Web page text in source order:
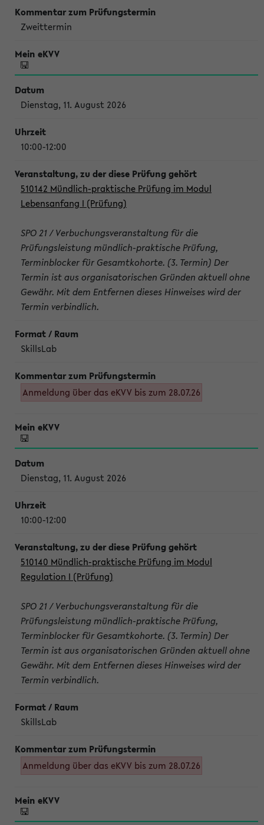
Zweittermin
Dienstag, 11. August 2026
10:00-12:00
510142 Mündlich-praktische Prüfung im Modul
Lebensanfang I (Prüfung)
SPO 21 / Verbuchungsveranstaltung für die
Prüfungsleistung mündlich-praktische Prüfung,
Terminblocker für Gesamtkohorte. (3. Termin) Der
Termin ist aus organisatorischen Gründen aktuell ohne
Gewähr. Mit dem Entfernen dieses Hinweises wird der
Termin verbindlich.
SkillsLab
Anmeldung über das eKVV bis zum 28.07.26
Dienstag, 11. August 2026
10:00-12:00
510140 Mündlich-praktische Prüfung im Modul
Regulation I (Prüfung)
SPO 21 / Verbuchungsveranstaltung für die
Prüfungsleistung mündlich-praktische Prüfung,
Terminblocker für Gesamtkohorte. (3. Termin) Der
Termin ist aus organisatorischen Gründen aktuell ohne
Gewähr. Mit dem Entfernen dieses Hinweises wird der
Termin verbindlich.
SkillsLab
Anmeldung über das eKVV bis zum 28.07.26